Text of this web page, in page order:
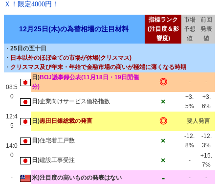
Ｘ！限定4000円！
12月25日(木)の為替相場の注目材料
指標ランク
(注目度＆影
響度)
市場
予想
値
前回
発表
値
・ 25日の五十日
・ 日本以外のほぼ全ての市場が休場(クリスマス)
・ クリスマス及び年末・年始で金融市場の商いが極端に薄くなる時期
08:5
0
日)BOJ議事録公表(11月18日・19日開催
分)
◎ - -
日)企業向けサービス価格指数 ×
+3.
5%
+3.
6%
12:4
5
日)黒田日銀総裁の発言 ◎ 要人発言
14:0
0
日)住宅着工戸数 ×
-12.
8%
-12.
3%
日)建設工事受注 × -
+15.
7%
-
米)注目度の高いものの発表はない - - -